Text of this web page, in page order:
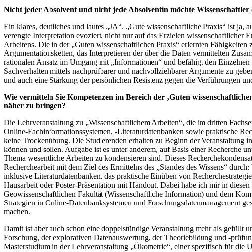
Nicht jeder Absolvent und nicht jede Absolventin möchte
Ein klares, deutliches und lautes „JA“. „Gute wissenschaftliche Praxis“ ist
verengte Interpretation evoziert, nicht nur auf das Erzielen wissenschaftlicher
Arbeitens. Die in der „Guten wissenschaftlichen Praxis“ erlernten
Argumentationsketten, das Interpretieren der über die Daten vermittelten
rationalen Ansatz im Umgang mit „Informationen“ und befähigt den
Sachverhalten mittels nachprüfbarer und nachvollziehbarer Argumente zu
und auch eine Stärkung der persönlichen Resistenz gegen die Verführungen
Wie vermitteln Sie Kompetenzen im Bereich der ‚Guten
näher zu bringen?
Die Lehrveranstaltung zu „Wissenschaftlichem Arbeiten“, die im dritten
Online-Fachinformationssystemen, -Literaturdatenbanken sowie praktische
keine Trockenübung. Die Studierenden erhalten zu Beginn der Veranstaltung
können und sollen. Aufgabe ist es unter anderem, auf Basis einer Recherche
Thema wesentliche Arbeiten zu kondensieren sind. Dieses
Recherchearbeit mit dem Ziel des Ermittelns des „Standes des Wissens“
inklusive Literaturdatenbanken, das praktische Einüben von
Hausarbeit oder Poster-Präsentation mit Handout. Dabei habe ich mir in
Geowissenschaftlichen Fakultät (Wissenschaftliche Information) und dem
Strategien in Online-Datenbanksystemen und Forschungsdatenmanagement
machen.
Damit ist aber auch schon eine doppelstündige Veranstaltung mehr als gefüllt
Forschung, der explorativen Datenauswertung, der Theoriebildung und -
Masterstudium in der Lehrveranstaltung „Ökometrie“, einer spezifisch für